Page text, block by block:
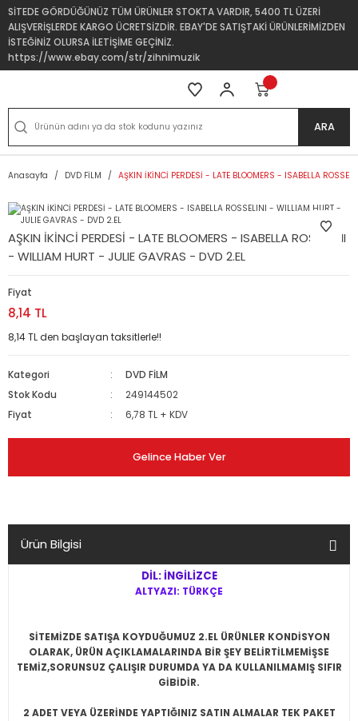
SİTEDE GÖRDÜĞÜNÜZ TÜM ÜRÜNLER STOKTA VARDIR, 5400 TL ÜZERİ
ALIŞVERİŞLERDE KARGO ÜCRETSİZDİR. EBAY'DE SATIŞTAKİ ÜRÜNLERİMİZDEN
İSTEĞİNİZ OLURSA İLETİŞİME GEÇİNİZ.
https://www.ebay.com/str/zihnimuzik
ARA
Anasayfa DVD FİLM AŞKIN İKİNCİ PERDESİ - LATE BLOOMERS - ISABELLA
AŞKIN İKİNCİ PERDESİ - LATE BLOOMERS - ISABELLA ROSSELINI
- WILLIAM HURT - JULIE GAVRAS - DVD 2.EL
Fiyat
8,14 TL
8,14 TL den başlayan taksitlerle!!
Kategori
DVD FİLM
Stok Kodu
249144502
Fiyat
6,78 TL + KDV
Gelince Haber Ver
Ürün Bilgisi
DİL: İNGİLİZCE
ALTYAZI: TÜRKÇE
SİTEMİZDE SATIŞA KOYDUĞUMUZ 2.EL ÜRÜNLER KONDİSYON
OLARAK, ÜRÜN AÇIKLAMALARINDA BİR ŞEY BELİRTİLMEMİŞSE
TEMİZ,SORUNSUZ ÇALIŞIR DURUMDA YA DA KULLANILMAMIŞ SIFIR
GİBİDİR.
2 ADET VEYA ÜZERİNDE YAPTIĞINIZ SATIN ALMALAR TEK PAKET